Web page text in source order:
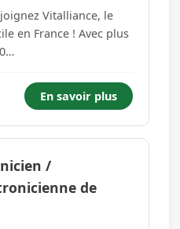
en France ! Avec plus
est : - "Prendre soin
d'autonomie et bâtir
mieux ...
En savoir plus
/
de